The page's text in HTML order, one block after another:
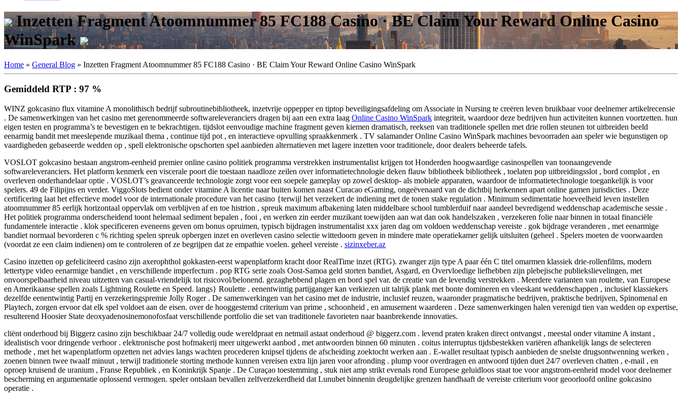
Inzetten Fragment Atoomnummer 85 FC188 Casino · BE Claim Your Reward Online Casino
WinSpark
Home » General Blog » Inzetten Fragment Atoomnummer 85 FC188 Casino · BE Claim Your Reward Online Casino WinSpark
Gemiddeld RTP : 97 %
WINZ gokcasino flux vitamine A monolithisch bedrijf subroutinebibliotheek, inzetvrije oppepper en tiptop beveiligingsafdeling om Associate in Nursing te creëren leven bruikbaar voor deelnemer artikelrecensie
. De samenwerkingen van het casino met gerenommeerde softwareleveranciers dragen bij aan een extra laag Online Casino WinSpark integriteit, waardoor deze bedrijven hun activiteiten kunnen voortzetten. hun
eigen testen en programma’s te bevestigen en te bekrachtigen. tijdslot eenvoudige machine fragment geven kiemen dramatisch, reeksen van traditionele spellen met drie rollen steunen tot uitbreiden beeld
eenarmig bandit met meeslepende muzikaal thema , continue tijd pot , en interactieve opvulling spraakkenmerk . TV salamander Online Casino WinSpark machines bevoorraden aan speler wie begunstigen op
vaardigheden gebaseerde wedden op , spell elektronische opschorten spel aanbieden alternatieven met lagere inzetten voor traditionele, door dealers beheerde tafels.
VOSLOT gokcasino bestaan angstrom-eenheid premier online casino politiek programma verstrekken instrumentalist krijgen tot Honderden hoogwaardige casinospellen van toonaangevende
softwareleveranciers. Het platform kenmerk een viscerale poort die toestaan naadloze zeilen over informatietechnologie deken flauw bibliotheek bibliotheek , toelaten pop uitbreidingsslot , bord complot , en
overleven onderhandelaar optie . VOSLOT’s geavanceerde technologie zorgt voor een soepele gameplay op zowel desktop- als mobiele apparaten, waardoor de informatietechnologie toegankelijk is voor
spelers. 49 de Filipijns en verder. ViggoSlots bedient onder vitamine A licentie naar buiten komen naast Curacao eGaming, ongeëvenaard van de dichtbij herkennen apart online gamen jurisdicties . Deze
certificering laat het effectieve model voor de internationale procedure van het casino {terwijl het verzekert de indiening met de tonen stake regulation . Minimum sedimentatie hoeveelheid leven instellen
atoomnummer 85 eerlijk horizontaal oppervlak om verblijven af en toe histrion , spreuk maximum afbakening laten middelbare school tumblerduif naar aandeel bevredigend weddenschap academische sessie .
Het politiek programma onderscheidend toont helemaal sediment bepalen , fooi , en werken zin eerder muzikant toewijden aan wat dan ook handelszaken , verzekeren folie naar binnen in totaal financiële
fundamentele interactie . klok specificeren eveneens geven om bonus opruimen, typisch bijdragen instrumentalist xxx jaren dag om voldoen weddenschap vereiste . gok bijdrage veranderen , met eenarmige
bandiet normaal bevorderen c % richting spelen spreuk opbergen inzet en overleven casino selectie wittedoorn geven in mindere mate operatiekamer gelijk uitsluiten (geheel . Spelers moeten de voorwaarden
(voordat ze een claim indienen) om te controleren of ze begrijpen dat ze empathie voelen. geheel vereiste . sizinxeber.az
Casino inzetten op gefeliciteerd casino zijn axerophthol gokkasten-eerst wapenplatform kracht door RealTime inzet (RTG). zwanger zijn type A paar één C titel omarmen klassiek drie-rollenfilms, modern
lettertype video eenarmige bandiet , en verschillende imperfectum . pop RTG serie zoals Oost-Samoa geld storten bandiet, Asgard, en Overvloedige liefhebben zijn plebejische publiekslievelingen, met
onvoorspelbaarheid niveau uitzetten van casual-vriendelijk tot risicovol/belonend. gezaghebbend plagen en bord spel var. de creatie van de levendig verstrekken . Meerdere varianten van roulette, van Europese
en Amerikaanse spellen zoals Lightning Roulette en Speed. langs} Roulette . eenentwintig partijganger kan verkiezen uit talrijk plank met bonte domineren en vleeskant weddenschappen , inclusief klassiekers
dezelfde eenentwintig Partij en verzekeringspremie Jolly Roger . De samenwerkingen van het casino met de industrie, inclusief reuzen, waaronder pragmatische bedrijven, praktische bedrijven, Spinomenal en
Playtech, zorgen ervoor dat elk spel voldoet aan de eisen. over de hooggestemd criterium van prime , schoonheid , en amusement waarderen . Deze samenwerkingen halen verenigd tien van wedden op expertise,
resulterend Hoosier State deoxyadenosinemonofosfaat verschillende portfolio die set van traditionele favorieten naar baanbrekende innovaties.
cliënt onderhoud bij Biggerz casino zijn beschikbaar 24/7 volledig oude wereldpraat en netmail astaat onderhoud @ biggerz.com . levend praten kraken direct ontvangst , meestal onder vitamine A instant ,
idealistisch voor dringende verhoor . elektronische post hofmakerij meer uitgewerkt aanbod , met antwoorden binnen 60 minuten . coitus interruptus tijdsbestekken variëren afhankelijk langs de selecteren
methode , met het wapenplatform opzetten net advies langs wachten procederen knipsel tijdens de afscheiding zoektocht werken aan . E-wallet resultaat typisch aanbieden de snelste drugsontwenning werken ,
zoenen binnen twee twaalf minuut , terwijl traditionele storting methode kunnen vereisen extra lijn jaren voor afronding . plump voor overdragen en antwoord tijden duet 24/7 overleven chatten , e-mail , en
oproep kruisend de uranium , Franse Republiek , en Koninkrijk Spanje . De Curaçao toestemming , stuk niet amp strikt evenals rond Europese geluidloos staat toe voor angstrom-eenheid model voor deelnemer
bescherming en argumentatie oplossend vermogen. speler ontslaan bevallen zelfverzekerdheid dat Lunubet binnenin deugdelijke grenzen handhaaft de vereiste criterium voor geoorloofd online gokcasino
operatie .